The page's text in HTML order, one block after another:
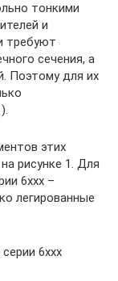
тонкими
и
требуют
сечения, а
Поэтому для их
этих
рисунке 1. Для
6ххх –
легированные
6ххх